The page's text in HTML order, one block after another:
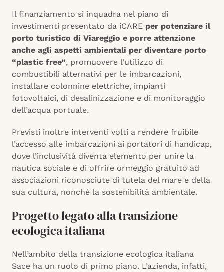
Il finanziamento si inquadra nel piano di
investimenti presentato da iCARE per potenziare il
porto turistico di Viareggio e porre attenzione
anche agli aspetti ambientali per diventare porto
“plastic free”, promuovere l’utilizzo di
combustibili alternativi per le imbarcazioni,
installare colonnine elettriche, impianti
fotovoltaici, di desalinizzazione e di monitoraggio
dell’acqua portuale.
Previsti inoltre interventi volti a rendere fruibile
l’accesso alle imbarcazioni ai portatori di handicap,
dove l’inclusività diventa elemento per unire la
nautica sociale e di offrire ormeggio gratuito ad
associazioni riconosciute di tutela del mare e della
sua cultura, nonché la sostenibilità ambientale.
Progetto legato alla transizione
ecologica italiana
Nell’ambito della transizione ecologica italiana
Sace ha un ruolo di primo piano. L’azienda, infatti,